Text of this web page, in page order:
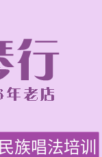
民族唱法培训